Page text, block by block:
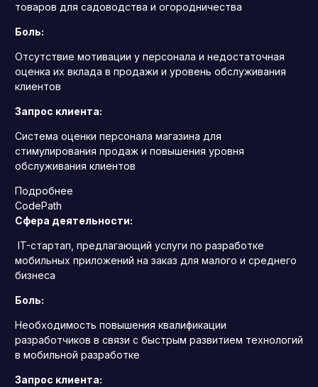
товаров для садоводства и огородничества
Боль:
Отсутствие мотивации у персонала и недостаточная
оценка их вклада в продажи и уровень обслуживания
клиентов
Запрос клиента:
Система оценки персонала магазина для
стимулирования продаж и повышения уровня
обслуживания клиентов
Подробнее
CodePath
Сфера деятельности:
IT-стартап, предлагающий услуги по разработке
мобильных приложений на заказ для малого и среднего
бизнеса
Боль:
Необходимость повышения квалификации
разработчиков в связи с быстрым развитием технологий
в мобильной разработке
Запрос клиента: